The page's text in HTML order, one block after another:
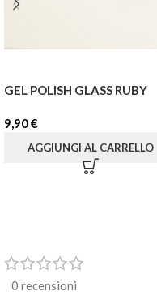
GEL POLISH GLASS RUBY
9,90€
AGGIUNGI AL CARRELLO
0 recensioni